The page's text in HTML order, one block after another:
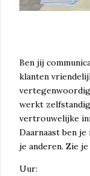
Ben jij
klanten
werkt
vertrouwelijke
Daarnaast ben
je anderen. Zie
Uur: